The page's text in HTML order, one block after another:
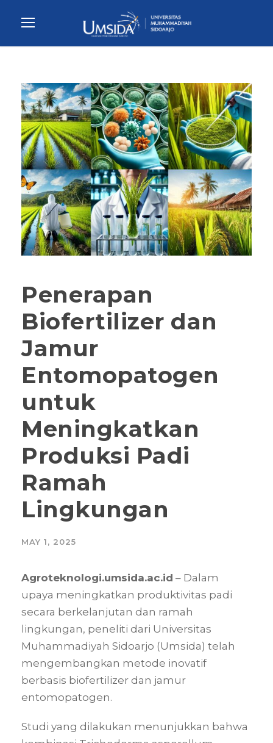
Penerapan
Biofertilizer dan
Jamur
Entomopatogen
untuk
Meningkatkan
Produksi Padi
Ramah
Lingkungan
MAY 1, 2025
Agroteknologi.umsida.ac.id – Dalam
upaya meningkatkan produktivitas padi
secara berkelanjutan dan ramah
lingkungan, peneliti dari Universitas
Muhammadiyah Sidoarjo (Umsida) telah
mengembangkan metode inovatif
berbasis biofertilizer dan jamur
entomopatogen.
Studi yang dilakukan menunjukkan bahwa